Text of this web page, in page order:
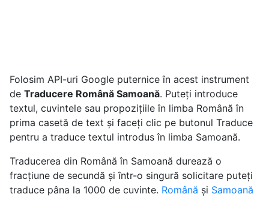
Folosim API-uri Google puternice în acest instrument
de Traducere Română Samoană. Puteți introduce
textul, cuvintele sau propozițiile în limba Română în
prima casetă de text și faceți clic pe butonul Traduce
pentru a traduce textul introdus în limba Samoană.
Traducerea din Română în Samoană durează o
fracțiune de secundă și într-o singură solicitare puteți
traduce pâna la 1000 de cuvinte. Română și Samoană